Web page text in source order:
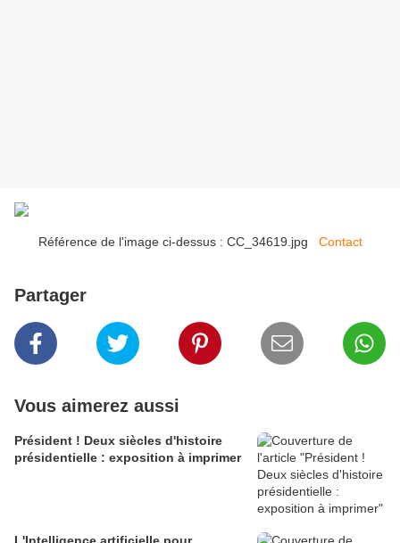
Référence de l'image ci-dessus : CC_34619.jpg Contact
Partager
Vous aimerez aussi
Président ! Deux siècles d'histoire
présidentielle : exposition à imprimer